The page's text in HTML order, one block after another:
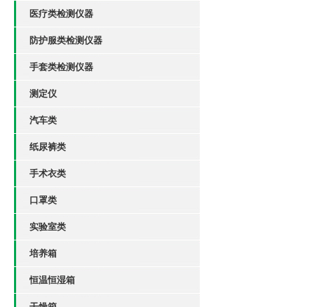
医疗类检测仪器
防护服类检测仪器
手套类检测仪器
测定仪
汽车类
纸尿裤类
手术衣类
口罩类
实验室类
培养箱
恒温恒湿箱